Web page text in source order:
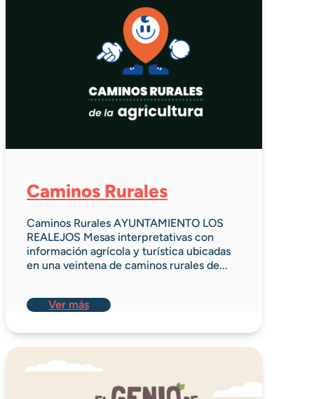
Caminos Rurales
Caminos Rurales AYUNTAMIENTO LOS
REALEJOS Mesas interpretativas con
información agrícola y turística ubicadas
en una veintena de caminos rurales de...
Ver más